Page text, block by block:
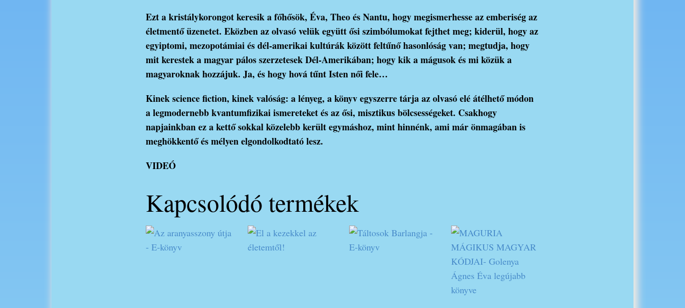
Ezt a kristálykorongot keresik a főhősök, Éva, Theo és Nantu, hogy megismerhesse az emberiség az
életmentő üzenetet. Eközben az olvasó velük együtt ősi szimbólumokat fejthet meg; kiderül, hogy az
egyiptomi, mezopotámiai és dél-amerikai kultúrák között feltűnő hasonlóság van; megtudja, hogy
mit kerestek a magyar pálos szerzetesek Dél-Amerikában; hogy kik a mágusok és mi közük a
magyaroknak hozzájuk. Ja, és hogy hová tűnt Isten női fele…
Kinek science fiction, kinek valóság: a lényeg, a könyv egyszerre tárja az olvasó elé átélhető módon
a legmodernebb kvantumfizikai ismereteket és az ősi, misztikus bölcsességeket. Csakhogy
napjainkban ez a kettő sokkal közelebb került egymáshoz, mint hinnénk, ami már önmagában is
meghökkentő és mélyen elgondolkodtató lesz.
VIDEÓ
Kapcsolódó termékek